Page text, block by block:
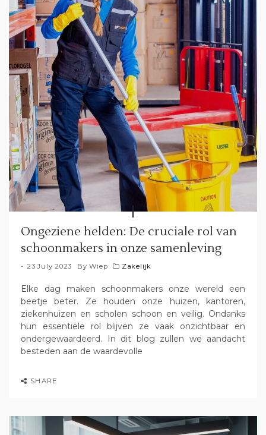
Ongeziene helden: De cruciale rol van
schoonmakers in onze samenleving
23 July 2023 ByWiep Zakelijk
Elke dag maken schoonmakers onze wereld een
beetje beter. Ze houden onze huizen, kantoren,
ziekenhuizen en scholen schoon en veilig. Ondanks
hun essentiële rol blijven ze vaak onzichtbaar en
ondergewaardeerd. In dit blog zullen we aandacht
besteden aan de waardevolle
SHARE